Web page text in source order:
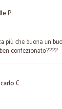
P.
più che buona un
confezionato????
C.